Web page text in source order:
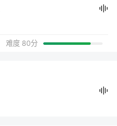
难度 80分